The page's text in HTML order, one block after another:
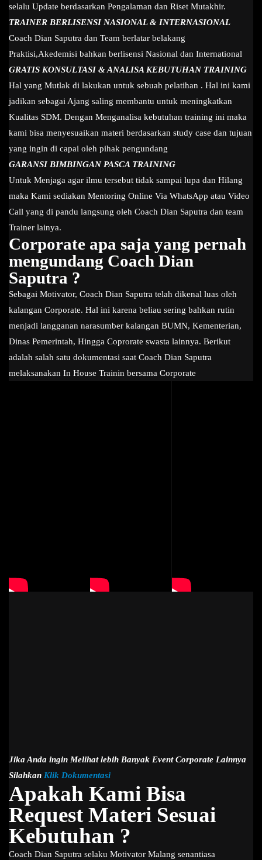
selalu Update berdasarkan Pengalaman dan Riset Mutakhir.
TRAINER BERLISENSI NASIONAL & INTERNASIONAL
Coach Dian Saputra dan Team berlatar belakang
Praktisi,Akedemisi bahkan berlisensi Nasional dan International
GRATIS KONSULTASI & ANALISA KEBUTUHAN TRAINING
Hal yang Mutlak di lakukan untuk sebuah pelatihan . Hal ini kami
jadikan sebagai Ajang saling membantu untuk meningkatkan
Kualitas SDM. Dengan Menganalisa kebutuhan training ini maka
kami bisa menyesuaikan materi berdasarkan study case dan tujuan
yang ingin di capai oleh pihak pengundang
GARANSI BIMBINGAN PASCA TRAINING
Untuk Menjaga agar ilmu tersebut tidak sampai lupa dan Hilang
maka Kami sediakan Mentoring Online Via WhatsApp atau Video
Call yang di pandu langsung oleh Coach Dian Saputra dan team
Trainer lainya.
Corporate apa saja yang pernah
mengundang Coach Dian
Saputra ?
Sebagai Motivator, Coach Dian Saputra telah dikenal luas oleh
kalangan Corporate. Hal ini karena beliau sering bahkan rutin
menjadi langganan narasumber kalangan BUMN, Kementerian,
Dinas Pemerintah, Hingga Coprorate swasta lainnya. Berikut
adalah salah satu dokumentasi saat Coach Dian Saputra
melaksanakan In House Trainin bersama Corporate
Jika Anda ingin Melihat lebih Banyak Event Corporate Lainnya
Silahkan Klik Dokumentasi
Apakah Kami Bisa
Request Materi Sesuai
Kebutuhan ?
Coach Dian Saputra selaku Motivator Malang senantiasa